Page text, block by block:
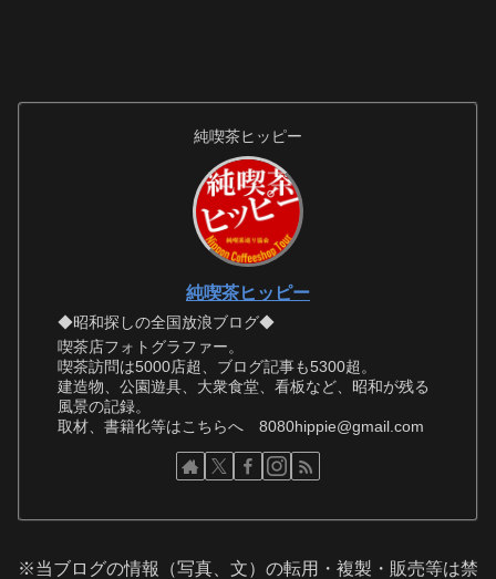
純喫茶ヒッピー
純喫茶ヒッピー
◆昭和探しの全国放浪ブログ◆
喫茶店フォトグラファー。
喫茶訪問は5000店超、ブログ記事も5300超。
建造物、公園遊具、大衆食堂、看板など、昭和が残る
風景の記録。
取材、書籍化等はこちらへ 8080hippie@gmail.com
※当ブログの情報（写真、文）の転用・複製・販売等は禁